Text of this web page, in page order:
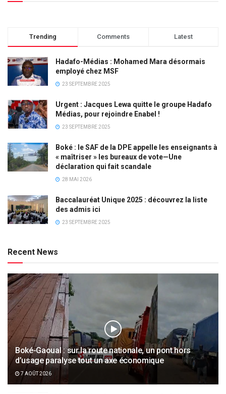
Trending Comments Latest
Hadafo-Médias : Mohamed Mara désormais
employé chez MSF
23 SEPTEMBRE 2025
Urgent : Jacques Lewa quitte le groupe Hadafo
Médias, pour rejoindre Enabel !
23 SEPTEMBRE 2025
Boké : le SAF de la DPE appelle les enseignants à
« maîtriser » les bureaux de vote—Une
déclaration qui fait scandale
28 MAI 2026
Baccalauréat Unique 2025 : découvrez la liste
des admis ici
23 SEPTEMBRE 2025
Recent News
Boké-Gaoual : sur la route nationale, un pont hors
d’usage paralyse tout un axe économique
7 AOÛT 2026